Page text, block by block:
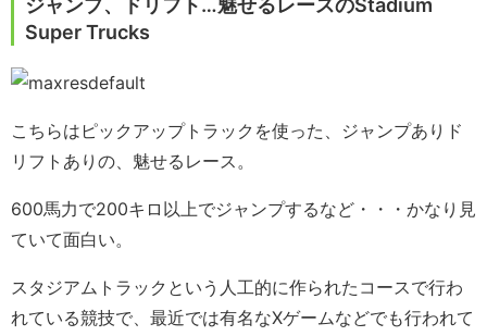
ジャンプ、ドリフト…魅せるレースのStadium
Super Trucks
こちらはピックアップトラックを使った、ジャンプありド
リフトありの、魅せるレース。
600馬力で200キロ以上でジャンプするなど・・・かなり見
ていて面白い。
スタジアムトラックという人工的に作られたコースで行わ
れている競技で、最近では有名なXゲームなどでも行われて